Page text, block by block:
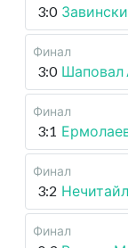
3:0
Финал
3:0 Шаповал
Финал
3:1
Финал
3:2
Финал